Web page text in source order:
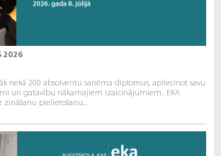
2026
nekā 200 absolventu saņēma diplomus, apliecinot savu
un gatavību nākamajiem izaicinājumiem.. EKA
zināšanu pielietošanu...